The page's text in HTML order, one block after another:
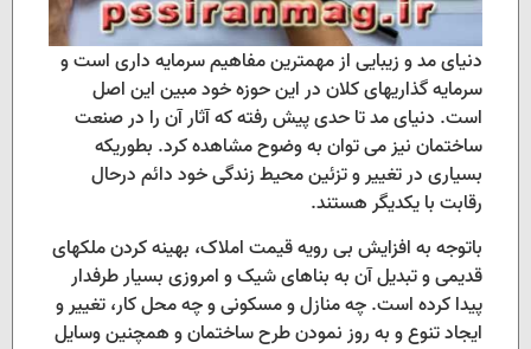
دنیای مد و زیبایی از مهمترین مفاهیم سرمایه داری است و
سرمایه گذاریهای کلان در این حوزه خود مبین این اصل
است. دنیای مد تا حدی پیش رفته که آثار آن را در صنعت
ساختمان نیز می توان به وضوح مشاهده کرد. بطوریکه
بسیاری در تغییر و تزئین محیط زندگی خود دائم درحال
رقابت با یکدیگر هستند.
باتوجه به افزایش بی رویه قیمت املاک، بهینه کردن ملکهای
قدیمی و تبدیل آن به بناهای شیک و امروزی بسیار طرفدار
پیدا کرده است. چه منازل و مسکونی و چه محل کار، تغییر و
ایجاد تنوع و به روز نمودن طرح ساختمان و همچنین وسایل